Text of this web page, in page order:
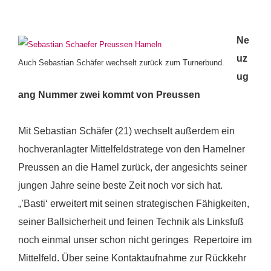
Auch Sebastian Schäfer wechselt zurück zum Turnerbund.
Ne
uz
ug
ang Nummer zwei kommt von Preussen
Mit Sebastian Schäfer (21) wechselt außerdem ein
hochveranlagter Mittelfeldstratege von den Hamelner
Preussen an die Hamel zurück, der angesichts seiner
jungen Jahre seine beste Zeit noch vor sich hat.
„’Basti‘ erweitert mit seinen strategischen Fähigkeiten,
seiner Ballsicherheit und feinen Technik als Linksfuß
noch einmal unser schon nicht geringes Repertoire im
Mittelfeld. Über seine Kontaktaufnahme zur Rückkehr